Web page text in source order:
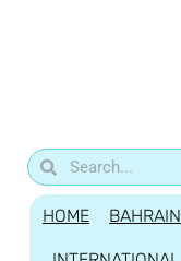
HOME BAHRAIN